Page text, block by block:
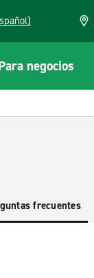
(Español)
negocios
frecuentes